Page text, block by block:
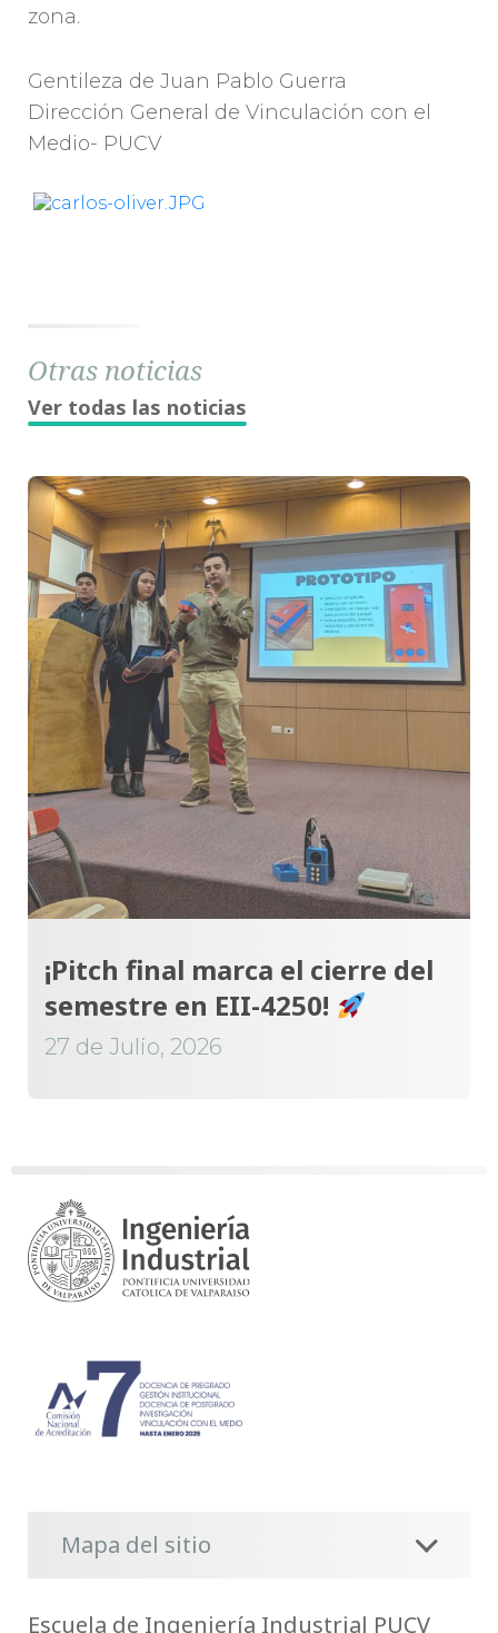
zona.
Gentileza de Juan Pablo Guerra
Dirección General de Vinculación con el
Medio- PUCV
Otras noticias
Ver todas las noticias
¡Pitch final marca el cierre del
semestre en EII-4250!
27 de Julio, 2026
Mapa del sitio
Escuela de Ingeniería Industrial PUCV